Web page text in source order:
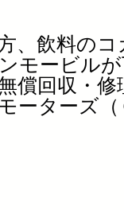
、飲料のコ
モービル
償回収・
ーターズ